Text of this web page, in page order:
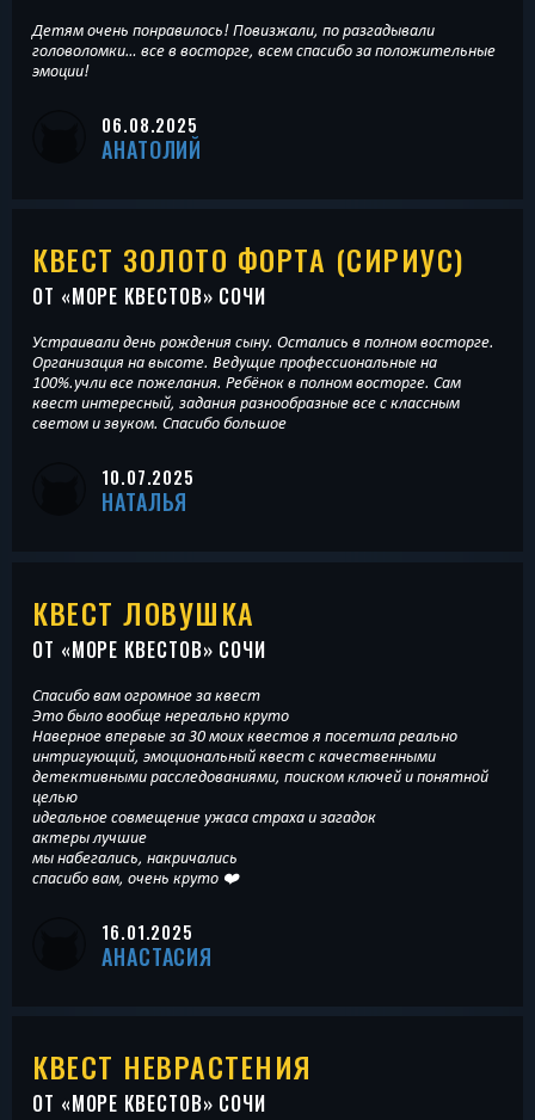
Детям очень понравилось! Повизжали, по разгадывали
головоломки… все в восторге, всем спасибо за положительные
эмоции!
06.08.2025
АНАТОЛИЙ
КВЕСТ ЗОЛОТО ФОРТА (СИРИУС)
ОТ «МОРЕ КВЕСТОВ» СОЧИ
Устраивали день рождения сыну. Остались в полном восторге.
Организация на высоте. Ведущие профессиональные на
100%.учли все пожелания. Ребёнок в полном восторге. Сам
квест интересный, задания разнообразные все с классным
светом и звуком. Спасибо большое
10.07.2025
НАТАЛЬЯ
КВЕСТ ЛОВУШКА
ОТ «МОРЕ КВЕСТОВ» СОЧИ
Спасибо вам огромное за квест
Это было вообще нереально круто
Наверное впервые за 30 моих квестов я посетила реально
интригующий, эмоциональный квест с качественными
детективными расследованиями, поиском ключей и понятной
целью
идеальное совмещение ужаса страха и загадок
актеры лучшие
мы набегались, накричались
спасибо вам, очень круто ❤️
16.01.2025
АНАСТАСИЯ
КВЕСТ НЕВРАСТЕНИЯ
ОТ «МОРЕ КВЕСТОВ» СОЧИ